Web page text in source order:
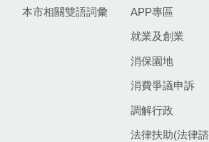
本市相關雙語詞彙 APP專區
就業及創業
消保園地
消費爭議申訴
調解行政
法律扶助(法律諮